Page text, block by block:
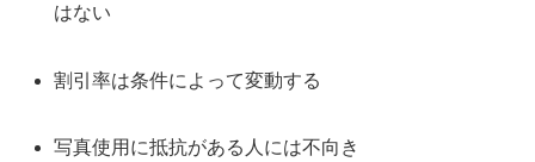
はない
割引率は条件によって変動する
写真使用に抵抗がある人には不向き